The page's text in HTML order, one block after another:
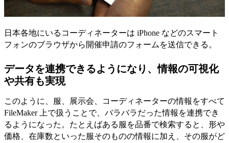
日本各地にいるコーディネーターは iPhone などのスマート
フォンのブラウザから開催申請のフォームを送信できる。
データを連携できるようになり、情報の可視化
や共有も実現
このように、服、展示会、コーディネーターの情報をすべて
FileMaker 上で扱うことで、バラバラだった情報を連携でき
るようになった。たとえばある服を品番で検索すると、形や
価格、在庫数といった服そのものの情報に加え、その服がど